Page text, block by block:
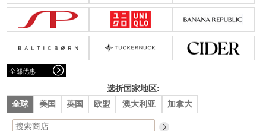
配饰
腰带
围巾
小包
手表/珠宝
上架新款
$100以下
服装
连衣裙
裙子
大衣/夹克
上衣/毛线衣
上架新款
折扣
流行系列
全部优惠
选折国家地区:
全球 美国 英国 欧盟 澳大利亚 加拿大